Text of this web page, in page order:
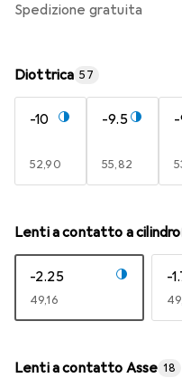
spedizione gratuita
Diottrica 57
-10
EUR
52,90
-9.5
EUR
55,82
Lenti a contatto a cilindro
-2.25
EUR
49,16
-
Lenti a contatto Asse 18